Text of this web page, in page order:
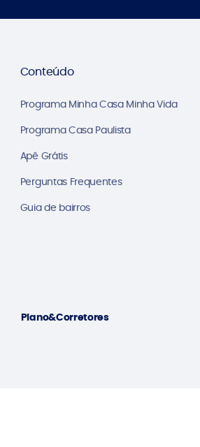
Conteúdo
Programa Minha Casa Minha Vida
Programa Casa Paulista
Apê Grátis
Perguntas Frequentes
Guia de bairros
Plano&Corretores